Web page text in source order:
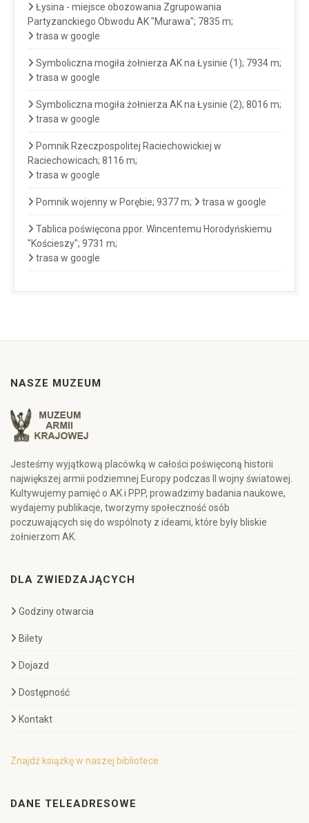
Łysina - miejsce obozowania Zgrupowania
Partyzanckiego Obwodu AK "Murawa"; 7835 m;
trasa w google
Symboliczna mogiła żołnierza AK na Łysinie (1); 7934 m;
trasa w google
Symboliczna mogiła żołnierza AK na Łysinie (2); 8016 m;
trasa w google
Pomnik Rzeczpospolitej Raciechowickiej w
Raciechowicach; 8116 m;
trasa w google
Pomnik wojenny w Porębie; 9377 m; trasa w google
Tablica poświęcona ppor. Wincentemu Horodyńskiemu
"Kościeszy"; 9731 m;
trasa w google
NASZE MUZEUM
Jesteśmy wyjątkową placówką w całości poświęconą historii
największej armii podziemnej Europy podczas II wojny światowej.
Kultywujemy pamięć o AK i PPP, prowadzimy badania naukowe,
wydajemy publikacje, tworzymy społeczność osób
poczuwających się do wspólnoty z ideami, które były bliskie
żołnierzom AK.
DLA ZWIEDZAJĄCYCH
Godziny otwarcia
Bilety
Dojazd
Dostępność
Kontakt
Znajdź książkę w naszej bibliotece
DANE TELEADRESOWE